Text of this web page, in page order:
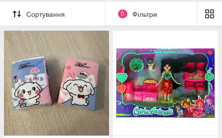
Сортування 0 Фільтри